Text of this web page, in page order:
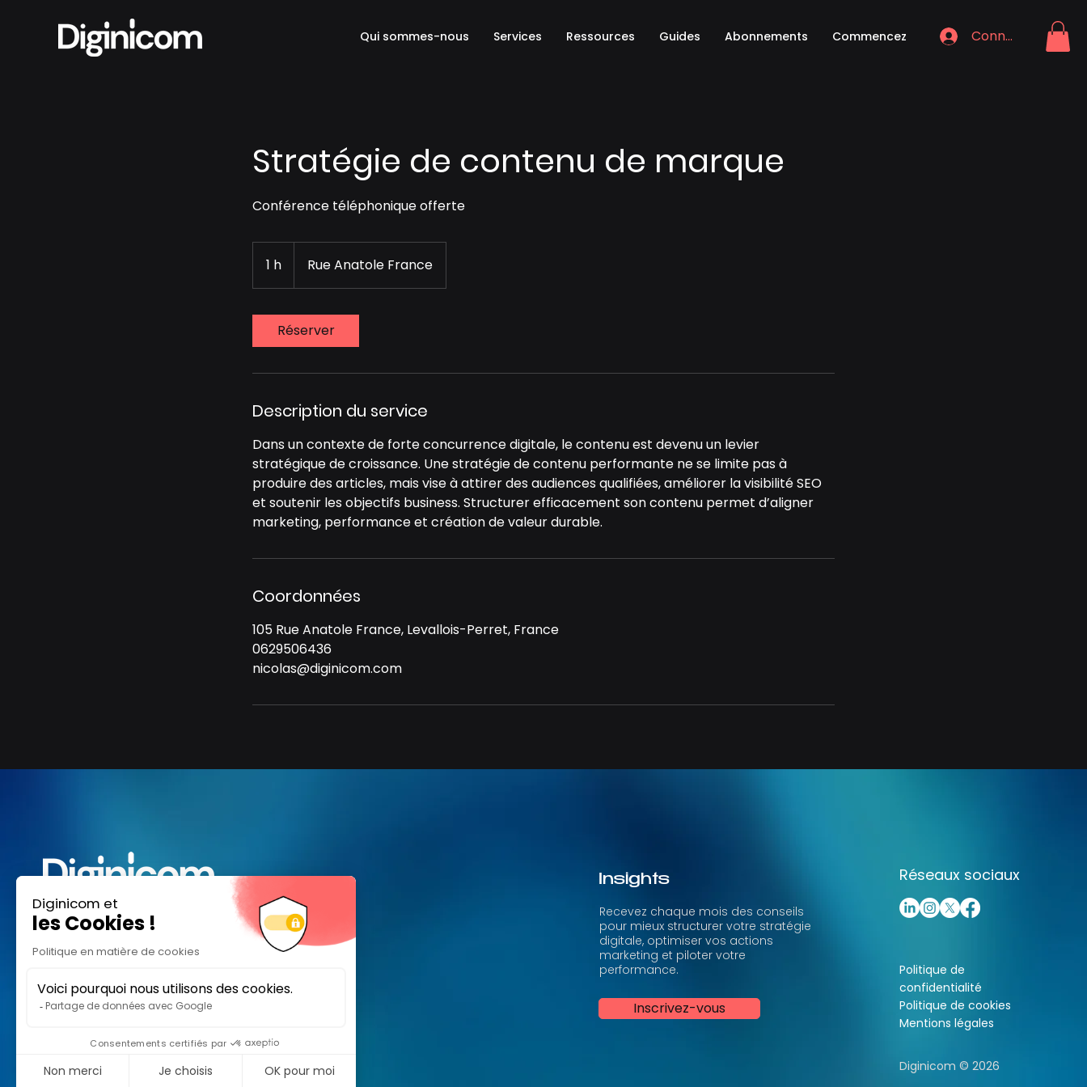
Qui sommes-nous Services Ressources Guides Abonnements Commencez Connexion
Stratégie de contenu de marque
Conférence téléphonique offerte
1 h Rue Anatole France
Réserver
Description du service
Dans un contexte de forte concurrence digitale, le contenu est devenu un levier
stratégique de croissance. Une stratégie de contenu performante ne se limite pas à
produire des articles, mais vise à attirer des audiences qualifiées, améliorer la visibilité SEO
et soutenir les objectifs business. Structurer efficacement son contenu permet d’aligner
marketing, performance et création de valeur durable.
Coordonnées
105 Rue Anatole France, Levallois-Perret, France
0629506436
nicolas@diginicom.com
Nous accompagnons les ETI, PME et
Startups à renforcer leur communication
pour maximiser leur impact, accélérer leur
105 rue Anatole France,
Parlons de votre projet
Insights
Recevez chaque mois des conseils
pour mieux structurer votre stratégie
digitale, optimiser vos actions
marketing et piloter votre
performance.
Inscrivez-vous
Réseaux sociaux
Politique de
confidentialité
Politique de cookies
Mentions légales
Diginicom © 2026